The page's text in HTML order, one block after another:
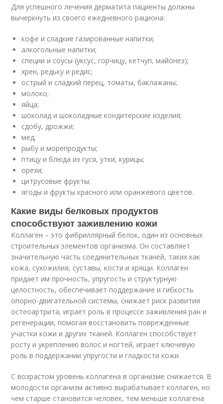
Для успешного лечения дерматита пациенты должны
вычеркнуть из своего ежедневного рациона:
кофе и сладкие газированные напитки;
алкогольные напитки;
специи и соусы (уксус, горчицу, кетчуп, майонез);
хрен, редьку и редис;
острый и сладкий перец, томаты, баклажаны;
молоко;
яйца;
шоколад и шоколадные кондитерские изделия;
сдобу, дрожжи;
мед;
рыбу и морепродукты;
птицу и блюда из гуся, утки, курицы;
орехи;
цитрусовые фрукты;
ягоды и фрукты красного или оранжевого цветов.
Какие виды белковых продуктов
способствуют заживлению кожи
Коллаген – это фибриллярный белок, один из основных
строительных элементов организма. Он составляет
значительную часть соединительных тканей, таких как
кожа, сухожилия, суставы, кости и хрящи. Коллаген
придает им прочность, упругость и структурную
целостность, обеспечивает поддержание и гибкость
опорно-двигательной системы, снижает риск развития
остеоартрита, играет роль в процессе заживления ран и
регенерации, помогая восстановить поврежденные
участки кожи и других тканей. Коллаген способствует
росту и укреплению волос и ногтей, играет ключевую
роль в поддержании упругости и гладкости кожи.
С возрастом уровень коллагена в организме снижается. В
молодости организм активно вырабатывает коллаген, но
чем старше становится человек, тем меньше коллагена